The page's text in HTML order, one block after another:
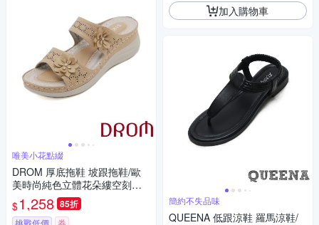
唯美小花點綴
DROM 厚底拖鞋 坡跟拖鞋/歐
美時尚純色立體花朵縷空刻花
坡跟厚底拖鞋 卡其
$1,258 85折
加入購物車
簡約不失品味
QUEENA 低跟涼鞋 羅馬涼鞋/